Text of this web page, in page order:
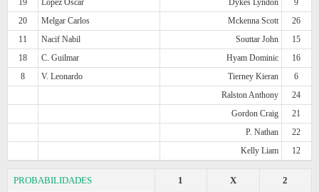
20
Melgar Carlos Mckenna Scott
26
11
Nacif Nabil Souttar John
15
18
C. Guilmar Hyam Dominic
16
8
V. Leonardo Tierney Kieran
6
Ralston Anthony
24
Gordon Craig
21
P. Nathan
22
Kelly Liam
12
PROBABILIDADES 2
X
1